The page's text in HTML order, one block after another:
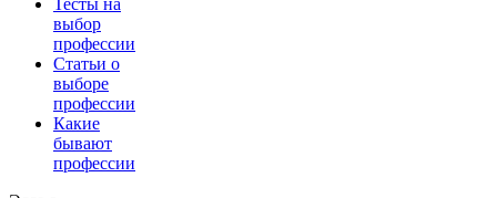
выбор
профессии
Статьи о
выборе
профессии
Какие
бывают
профессии